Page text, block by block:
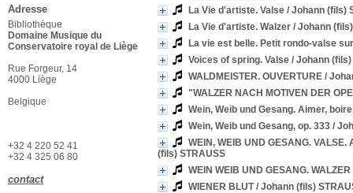
La Vie d'artiste. Valse / Johann (fils)
La Vie d'artiste. Walzer / Johann
La vie est belle. Petit rondo-valse
Voices of spring. Valse / Johann
WALDMEISTER. OUVERTURE /
"WALZER NACH MOTIVEN DER
Wein, Weib und Gesang. Aimer,
Wein, Weib und Gesang, op. 333 /
WEIN, WEIB UND GESANG. VALSE.
(fils) STRAUSS
WEIN WEIB UND GESANG. WALZER
WIENER BLUT/ Johann (fils)
Adresse
Bibliothèque
Domaine Musique du
Conservatoire royal de Liège
Rue Forgeur, 14
4000 Liège
Belgique
+32 4 220 52 41
+32 4 325 06 80
contact